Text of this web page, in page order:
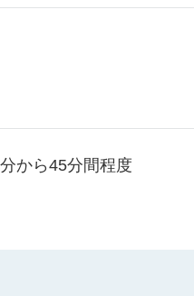
から45分間程度